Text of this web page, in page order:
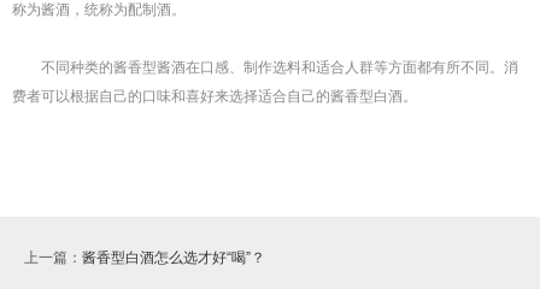
称为酱酒，统称为配制酒。
不同种类的酱香型酱酒在口感、制作选料和适合人群等方面都有所不同。消
费者可以根据自己的口味和喜好来选择适合自己的酱香型白酒。
上一篇： 酱香型白酒怎么选才好“喝”？